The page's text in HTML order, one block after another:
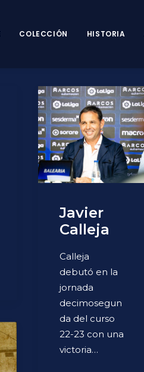
COLECCIÓN HISTORIA
Javier
Calleja
Calleja
debutó en la
jornada
decimosegun
da del curso
22-23 con una
victoria…